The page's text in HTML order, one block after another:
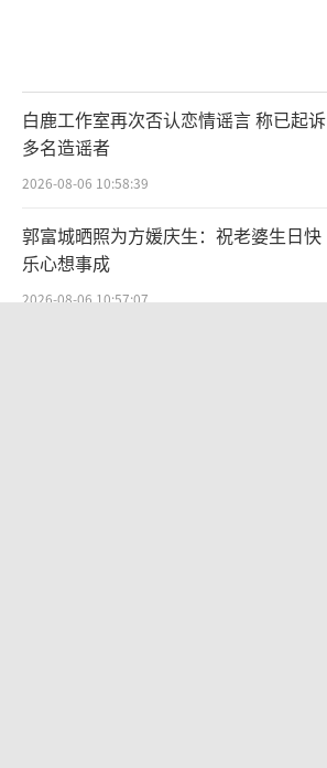
白鹿工作室再次否认恋情谣言 称已起诉
多名造谣者
2026-08-06 10:58:39
郭富城晒照为方媛庆生：祝老婆生日快
乐心想事成
2026-08-06 10:57:07